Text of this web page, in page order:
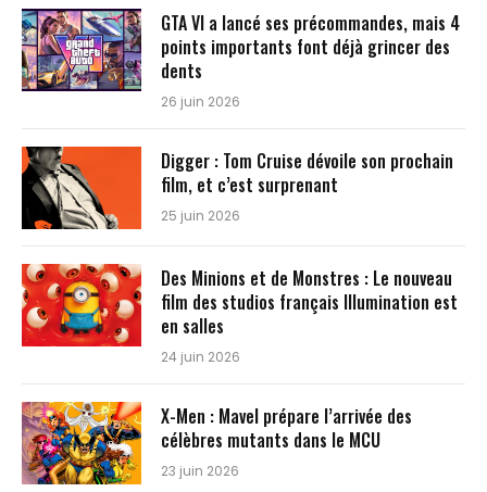
GTA VI a lancé ses précommandes, mais 4
points importants font déjà grincer des
dents
26 juin 2026
Digger : Tom Cruise dévoile son prochain
film, et c’est surprenant
25 juin 2026
Des Minions et de Monstres : Le nouveau
film des studios français Illumination est
en salles
24 juin 2026
X-Men : Mavel prépare l’arrivée des
célèbres mutants dans le MCU
23 juin 2026